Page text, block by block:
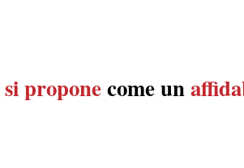
si proponecome un